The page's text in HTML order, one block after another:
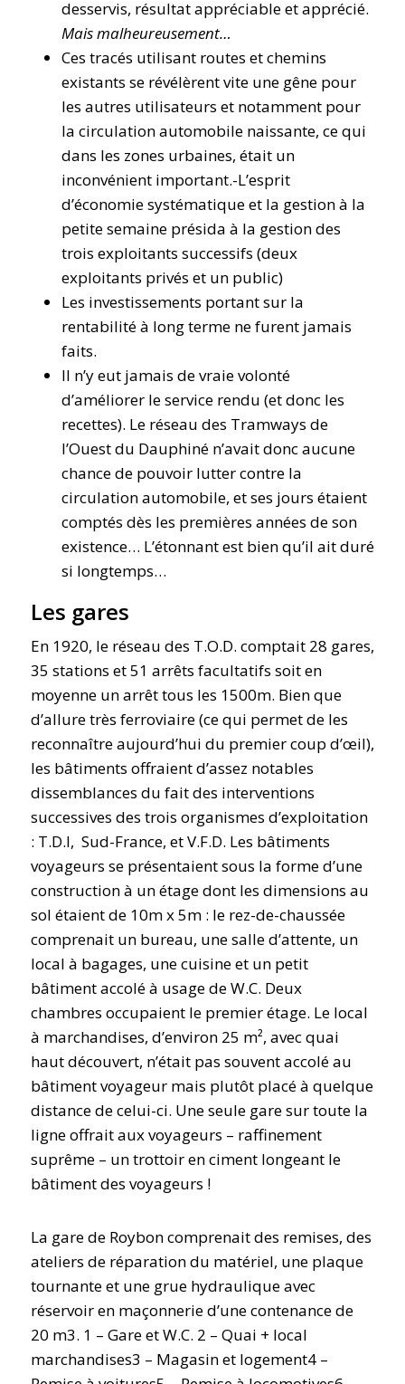
desservis, résultat appréciable et apprécié.
Mais malheureusement…
Ces tracés utilisant routes et chemins
existants se révélèrent vite une gêne pour
les autres utilisateurs et notamment pour
la circulation automobile naissante, ce qui
dans les zones urbaines, était un
inconvénient important.-L’esprit
d’économie systématique et la gestion à la
petite semaine présida à la gestion des
trois exploitants successifs (deux
exploitants privés et un public)
Les investissements portant sur la
rentabilité à long terme ne furent jamais
faits.
Il n’y eut jamais de vraie volonté
d’améliorer le service rendu (et donc les
recettes). Le réseau des Tramways de
l’Ouest du Dauphiné n’avait donc aucune
chance de pouvoir lutter contre la
circulation automobile, et ses jours étaient
comptés dès les premières années de son
existence… L’étonnant est bien qu’il ait duré
si longtemps…
Les gares
En 1920, le réseau des T.O.D. comptait 28 gares,
35 stations et 51 arrêts facultatifs soit en
moyenne un arrêt tous les 1500m. Bien que
d’allure très ferroviaire (ce qui permet de les
reconnaître aujourd’hui du premier coup d’œil),
les bâtiments offraient d’assez notables
dissemblances du fait des interventions
successives des trois organismes d’exploitation
: T.D.I, Sud-France, et V.F.D. Les bâtiments
voyageurs se présentaient sous la forme d’une
construction à un étage dont les dimensions au
sol étaient de 10m x 5m : le rez-de-chaussée
comprenait un bureau, une salle d’attente, un
local à bagages, une cuisine et un petit
bâtiment accolé à usage de W.C. Deux
chambres occupaient le premier étage. Le local
à marchandises, d’environ 25 m², avec quai
haut découvert, n’était pas souvent accolé au
bâtiment voyageur mais plutôt placé à quelque
distance de celui-ci. Une seule gare sur toute la
ligne offrait aux voyageurs – raffinement
suprême – un trottoir en ciment longeant le
bâtiment des voyageurs !
La gare de Roybon comprenait des remises, des
ateliers de réparation du matériel, une plaque
tournante et une grue hydraulique avec
réservoir en maçonnerie d’une contenance de
20 m3. 1 – Gare et W.C. 2 – Quai + local
marchandises3 – Magasin et logement4 –